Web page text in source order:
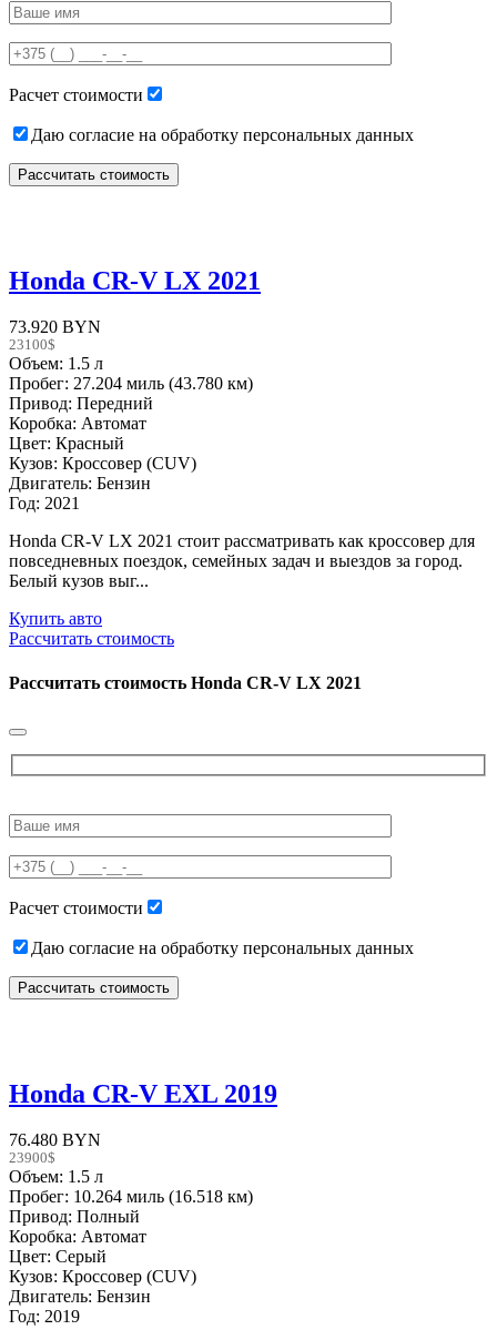
leave
field
empty.
Расчет стоимости
Даю согласие на обработку персональных данных
Honda CR-V LX 2021
73.920 BYN
23100$
Объем: 1.5 л
Пробег: 27.204 миль (43.780 км)
Привод: Передний
Коробка: Автомат
Цвет: Красный
Кузов: Кроссовер (CUV)
Двигатель: Бензин
Год: 2021
Honda CR-V LX 2021 стоит рассматривать как кроссовер для
повседневных поездок, семейных задач и выездов за город.
Белый кузов выг...
Купить авто
Рассчитать стоимость
Рассчитать стоимость Honda CR-V LX 2021
leave
field
empty.
Расчет стоимости
Даю согласие на обработку персональных данных
Honda CR-V EXL 2019
76.480 BYN
23900$
Объем: 1.5 л
Пробег: 10.264 миль (16.518 км)
Привод: Полный
Коробка: Автомат
Цвет: Серый
Кузов: Кроссовер (CUV)
Двигатель: Бензин
Год: 2019